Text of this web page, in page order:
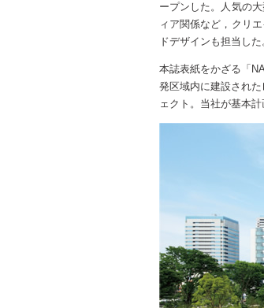
ープンした。人気の
ィア関係など，クリ
ドデザインも担当した
本誌表紙をかざる「
発区域内に建設され
ェクト。当社が基本